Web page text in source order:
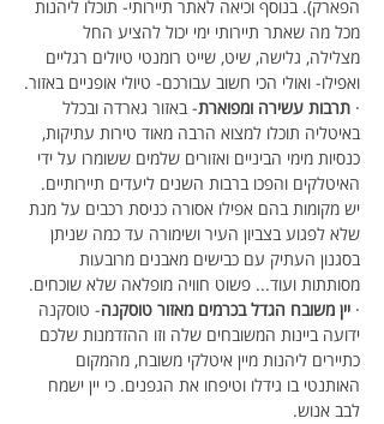
הפארק). בנוסף וכיאה לאתר תיירותי- תוכלו ליהנות
מכל מה שאתר תיירותי ימי יכול להציע החל
מצלילה, גלישה, שיט, שייט רומנטי טיולים רגליים
ואפילו- ואולי הכי חשוב עבורכם- טיולי אופניים באזור.
· תרבות עשירה ומפוארת- באזור גארדה ובכלל
באיטליה תוכלו למצוא הרבה מאוד טירות עתיקות,
כנסיות מימי הביניים ואזורים שלמים ששומרו על ידי
האיטלקים והפכו ברבות השנים ליעדים תיירותיים.
יש מקומות בהם אפילו אסורה כניסת רכבים על מנת
שלא לפגוע בצביון העיר ושימורה עד כמה שניתן
בסגנון העתיק עם כבישים מאבנים מרובעות
מסותתות ועוד... פשוט חוויה מופלאה שלא שוכחים.
· יין משובח הגדל בכרמים מאזור טוסקנה- טוסקנה
ידועה ביינות המשובחים שלה וזו ההזדמנות שלכם
כתיירים ליהנות מיין איטלקי משובח, מהמקום
האותנטי בו גידלו וטיפחו את הגפנים. כי יין ישמח
לבב אנוש.